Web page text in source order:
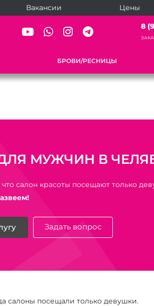
Вакансии Цены
8
БРОВИ/РЕСНИЦЫ
МУЖЧИН В
салон красоты посещают только
Задать вопрос
салоны посещали только девушки.